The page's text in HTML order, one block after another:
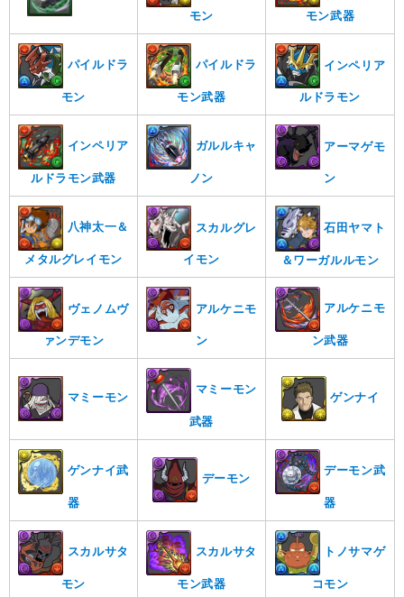
モン モン武器
パイルドラ
モン
パイルドラ
モン武器
インペリア
ルドラモン
インペリア
ルドラモン武器
ガルルキャ
ノン
アーマゲモ
ン
八神太一＆
メタルグレイモン
スカルグレ
イモン
石田ヤマト
＆ワーガルルモン
ヴェノムヴ
ァンデモン
アルケニモ
ン
アルケニモ
ン武器
マミーモン
マミーモン
武器
ゲンナイ
ゲンナイ武
器
デーモン
デーモン武
器
スカルサタ
モン
スカルサタ
モン武器
トノサマゲ
コモン